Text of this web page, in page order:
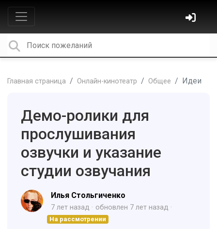
Главная страница Онлайн-кинотеатр Общее Идеи
Демо-ролики для
прослушивания
озвучки и указание
студии озвучания
Илья Стольгиченко
7 лет назад обновлен 7 лет назад
На рассмотрении